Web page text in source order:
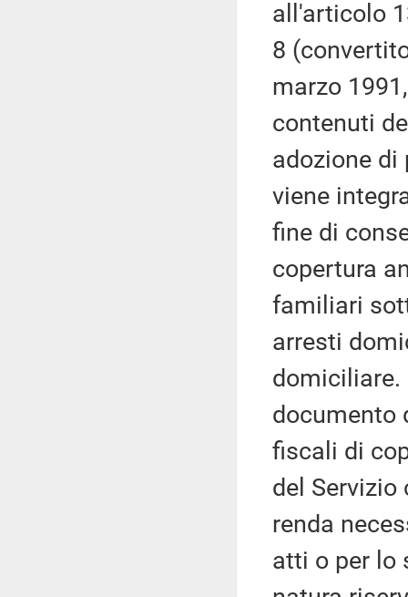
all'articolo
8
marzo
contenuti
adozione di
viene
fine di
copertura
familiari
arresti
domiciliare.
documento
fiscali di
del Servizio
renda
atti o per lo